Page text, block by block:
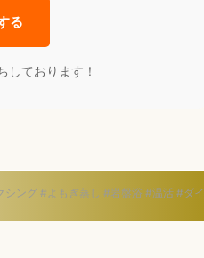
る
しております！
ング #よもぎ蒸し #岩盤浴 #温活 #ダイ